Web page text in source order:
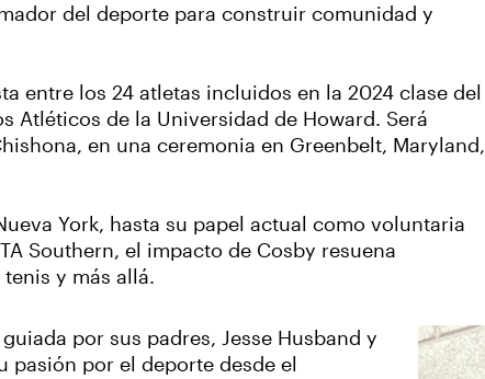
del deporte para construir comunidad y
entre los 24 atletas incluidos en la 2024 clase del
Atléticos de la Universidad de Howard. Será
en una ceremonia en Greenbelt, Maryland,
York, hasta su papel actual como voluntaria
Southern, el impacto de Cosby resuena
y más allá.
por sus padres, Jesse Husband y
pasión por el deporte desde el